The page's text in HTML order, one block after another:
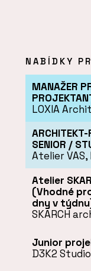
NABÍDKY
MANAŽER
LOXIA
SENIOR /
Atelier VAS,
Atelier
(Vhodné
dny v
SKARCH
Junior
D3K2